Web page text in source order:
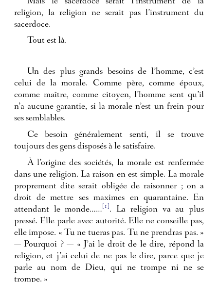
religion, la religion ne serait pas l’instrument du
sacerdoce.
Tout est là.
Un des plus grands besoins de l’homme, c’est
celui de la morale. Comme père, comme époux,
comme maître, comme citoyen, l’homme sent qu’il
n’a aucune garantie, si la morale n’est un frein pour
ses semblables.
Ce besoin généralement senti, il se trouve
toujours des gens disposés à le satisfaire.
À l’origine des sociétés, la morale est renfermée
dans une religion. La raison en est simple. La morale
proprement dite serait obligée de raisonner ; on a
droit de mettre ses maximes en quarantaine. En
attendant le monde…… [1] . La religion va au plus
pressé. Elle parle avec autorité. Elle ne conseille pas,
elle impose. « Tu ne tueras pas. Tu ne prendras pas. »
— Pourquoi ? — « J’ai le droit de le dire, répond la
religion, et j’ai celui de ne pas le dire, parce que je
parle au nom de Dieu, qui ne trompe ni ne se
trompe. »